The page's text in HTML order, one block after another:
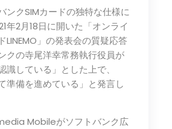
ンクSIMカードの独特な仕様に
年2月18日に開いた「オンライ
LINEMO」の発表会の質疑応答
クの寺尾洋幸常務執行役員が
識している」とした上で、
準備を進めている」と発言し
Mobileがソフトバンク広